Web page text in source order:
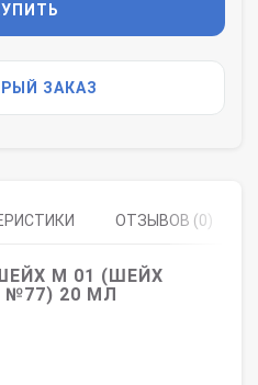
ЗАКАЗ
ОТЗЫВОВ (0)
M 01 (ШЕЙХ
20 МЛ